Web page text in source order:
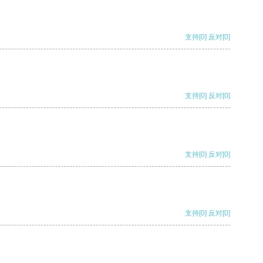
支持[0] 反对[0]
支持[0] 反对[0]
支持[0] 反对[0]
支持[0] 反对[0]